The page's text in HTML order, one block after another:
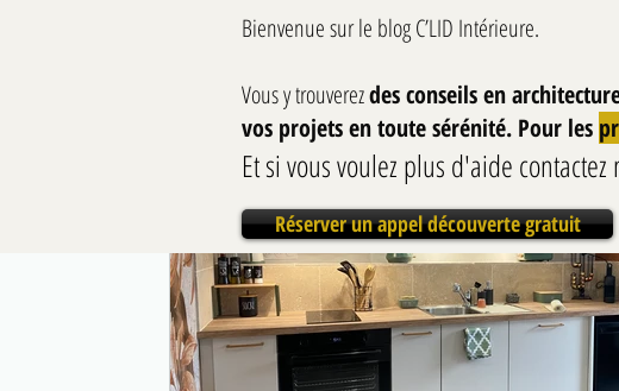
Bienvenue sur le blog C’LID Intérieure.
Vous y trouverezdes conseils en
vos projets en toute sérénité. Pour les
Et si vous voulez plus d'aide contactez
Réserver un appel découverte gratuit